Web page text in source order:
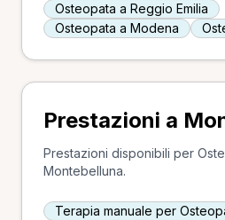
Osteopata a Reggio Emilia
Osteopata a Modena
Prestazioni a
Prestazioni disponibili per
Montebelluna.
Terapia manuale per